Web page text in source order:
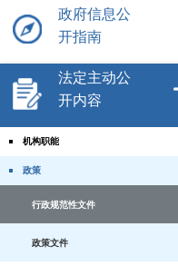
政府信息公
开指南
法定主动公
开内容
机构职能
政策
行政规范性文件
政策文件